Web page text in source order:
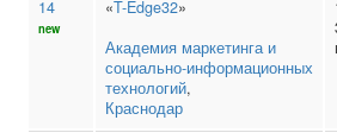
14
new
«T-Edge32»
Академия маркетинга и
социально‑информационных
технологий,
Краснодар